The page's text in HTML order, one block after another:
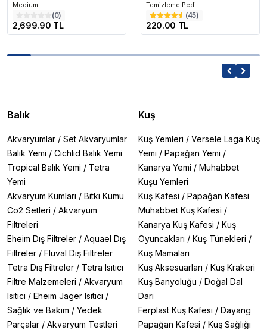
Medium
(0)
2,699.90 TL
Temizleme Pedi
(45)
220.00 TL
Balık
Akvaryumlar / Set Akvaryumlar
Balık Yemi / Cichlid Balık Yemi
Tropical Balık Yemi / Tetra
Yemi
Akvaryum Kumları / Bitki Kumu
Co2 Setleri / Akvaryum
Filtreleri
Eheim Dış Filtreler / Aquael Dış
Filtreler / Fluval Dış Filtreler
Tetra Dış Filtreler / Tetra Isıtıcı
Filtre Malzemeleri / Akvaryum
Isıtıcı / Eheim Jager Isıtıcı /
Sağlık ve Bakım / Yedek
Parçalar / Akvaryum Testleri
Kuş
Kuş Yemleri / Versele Laga Kuş
Yemi / Papağan Yemi /
Kanarya Yemi / Muhabbet
Kuşu Yemleri
Kuş Kafesi / Papağan Kafesi
Muhabbet Kuş Kafesi /
Kanarya Kuş Kafesi / Kuş
Oyuncakları / Kuş Tünekleri /
Kuş Mamaları
Kuş Aksesuarları / Kuş Krakeri
Kuş Banyoluğu / Doğal Dal
Darı
Ferplast Kuş Kafesi / Dayang
Papağan Kafesi / Kuş Sağlığı